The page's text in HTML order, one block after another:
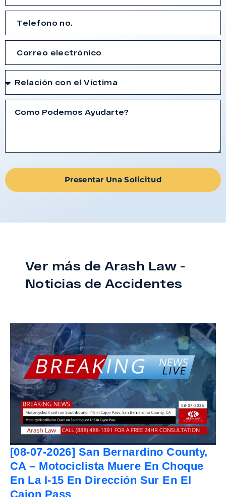
Presentar Una Solicitud
Ver más de Arash Law -
Noticias de Accidentes
[08-07-2026] San Bernardino County,
CA – Motociclista Muere En Choque
En La I-15 En Dirección Sur En El
Cajon Pass